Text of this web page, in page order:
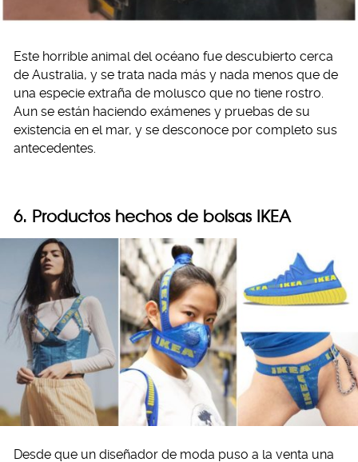
Este horrible animal del océano fue descubierto cerca
de Australia, y se trata nada más y nada menos que de
una especie extraña de molusco que no tiene rostro.
Aun se están haciendo exámenes y pruebas de su
existencia en el mar, y se desconoce por completo sus
antecedentes.
6. Productos hechos de bolsas IKEA
Desde que un diseñador de moda puso a la venta una